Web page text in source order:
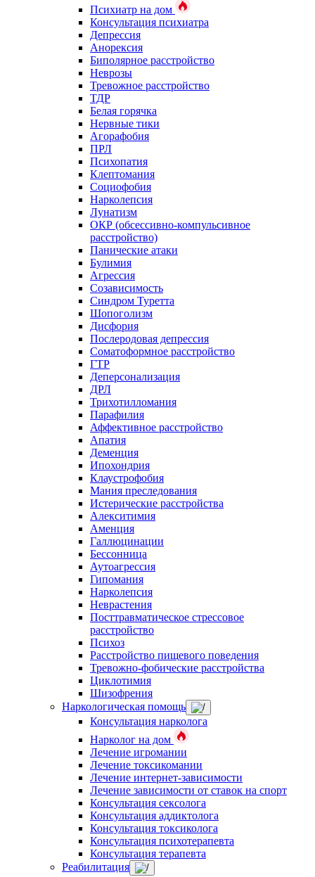
Психиатр на дом
Консультация психиатра
Депрессия
Анорексия
Биполярное расстройство
Неврозы
Тревожное расстройство
ТДР
Белая горячка
Нервные тики
Агорафобия
ПРЛ
Психопатия
Клептомания
Социофобия
Нарколепсия
Лунатизм
ОКР (обсессивно-компульсивное
расстройство)
Панические атаки
Булимия
Агрессия
Созависимость
Синдром Туретта
Шопоголизм
Дисфория
Послеродовая депрессия
Соматоформное расстройство
ГТР
Деперсонализация
ДРЛ
Трихотилломания
Парафилия
Аффективное расстройство
Апатия
Деменция
Ипохондрия
Клаустрофобия
Мания преследования
Истерические расстройства
Алекситимия
Аменция
Галлюцинации
Бессонница
Аутоагрессия
Гипомания
Нарколепсия
Неврастения
Посттравматическое стрессовое
расстройство
Психоз
Расстройство пищевого поведения
Тревожно-фобические расстройства
Циклотимия
Шизофрения
Наркологическая помощь
Консультация нарколога
Нарколог на дом
Лечение игромании
Лечение токсикомании
Лечение интернет-зависимости
Лечение зависимости от ставок на спорт
Консультация сексолога
Консультация аддиктолога
Консультация токсиколога
Консультация психотерапевта
Консультация терапевта
Реабилитация